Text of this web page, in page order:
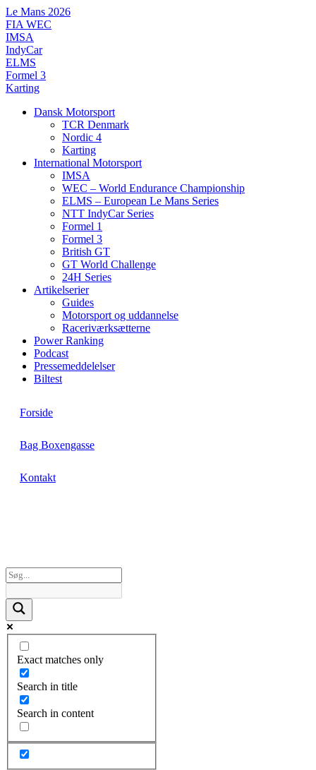
Videre
til
indhold
Le Mans 2026
FIA WEC
IMSA
IndyCar
ELMS
Formel 3
Karting
Dansk Motorsport
TCR Denmark
Nordic 4
Karting
International Motorsport
IMSA
WEC – World Endurance Championship
ELMS – European Le Mans Series
NTT IndyCar Series
Formel 1
Formel 3
British GT
GT World Challenge
24H Series
Artikelserier
Guides
Motorsport og uddannelse
Raceriværksætterne
Power Ranking
Podcast
Pressemeddelelser
Biltest
Forside
Bag Boxengasse
Kontakt
Exact matches only
Search in title
Search in content